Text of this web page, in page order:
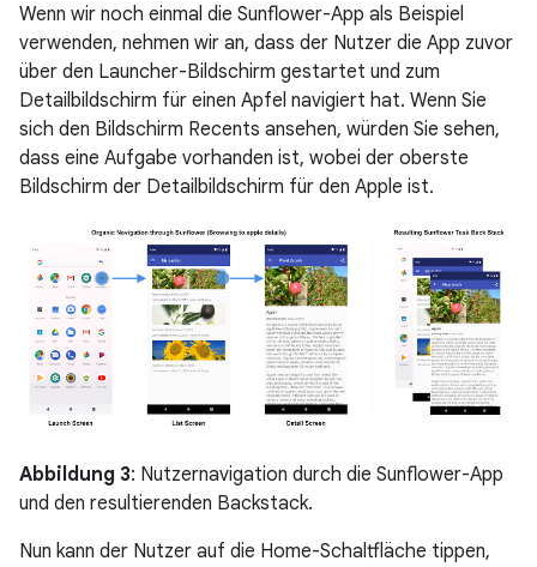
Wenn wir noch einmal die Sunflower-App als Beispiel
verwenden, nehmen wir an, dass der Nutzer die App zuvor
über den Launcher-Bildschirm gestartet und zum
Detailbildschirm für einen Apfel navigiert hat. Wenn Sie
sich den Bildschirm Recents ansehen, würden Sie sehen,
dass eine Aufgabe vorhanden ist, wobei der oberste
Bildschirm der Detailbildschirm für den Apple ist.
Abbildung 3: Nutzernavigation durch die Sunflower-App
und den resultierenden Backstack.
Nun kann der Nutzer auf die Home-Schaltfläche tippen,